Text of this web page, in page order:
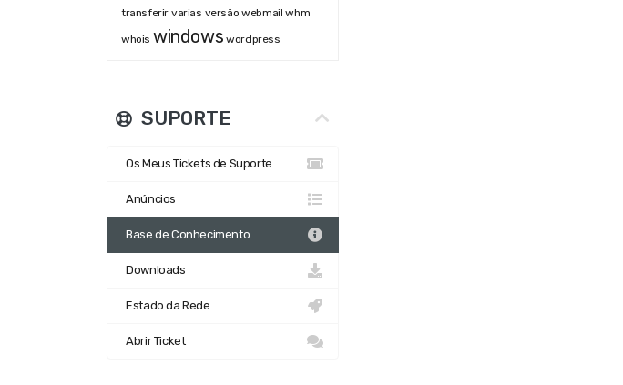
transferir varias versão webmail whm
whois windows wordpress
SUPORTE
Os Meus Tickets de Suporte
Anúncios
Base de Conhecimento
Downloads
Estado da Rede
Abrir Ticket